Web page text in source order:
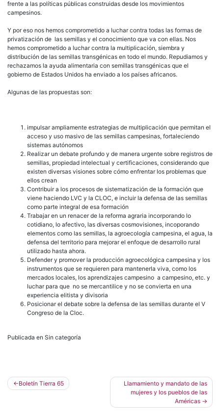
frente a las políticas públicas construidas desde los movimientos
campesinos.
Y por eso nos hemos comprometido a luchar contra todas las formas de
privatización de las semillas y el conocimiento que va con ellas. Nos
hemos comprometido a luchar contra la multiplicación, siembra y
distribución de las semillas transgénicas en todo el mundo. Repudiamos y
rechazamos la ayuda alimentaria con semillas transgénicas que el
gobierno de Estados Unidos ha enviado a los países africanos.
Algunas de las propuestas son:
impulsar ampliamente estrategias de multiplicación que permitan el
acceso y uso masivo de las semillas campesinas, fortaleciendo
sistemas autónomos
Realizar un debate profundo y de manera urgente sobre registros de
semillas, propiedad intelectual y certificaciones, considerando que
existen diversas visiones sobre cómo enfrentar los problemas que
ellos crean
Contribuir a los procesos de sistematización de la formación que
viene haciendo LVC y la CLOC, e incluir la defensa de las semillas
como parte integral de esa formación
Trabajar en un renacer de la reforma agraria incorporando lo
cotidiano, lo afectivo, las diversas cosmovisiones, incoporando
elementos como las semillas, la agroecología campesina, el agua, la
defensa del territorio para mejorar el enfoque de desarrollo rural
utilizado hasta ahora.
Defender y promover la producción agroecológica campesina y los
instrumentos que se requieren para mantenerla viva, como los
mercados locales, los aprendizajes campesino a campesino, etc. y
luchar para que no se mercantilice y no se convierta en una
experiencia elitista y divisoria
Posicionar el debate sobre la defensa de las semillas durante el V
Congreso de la Cloc.
Publicada en Sin categoría
Navegación
Boletín Tierra 65
Llamamiento y mandato de las
mujeres y los pueblos de las
Américas